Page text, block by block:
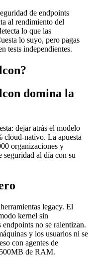
de endpoints
al rendimiento del
lo que las
lo suyo, pero pagas
tests independientes.
domina la
dejar atrás el modelo
cloud-nativo. La apuesta
organizaciones y
seguridad al día con su
legacy. El
kernel sin
no se ralentizan.
y los usuarios ni se
con agentes de
de RAM.